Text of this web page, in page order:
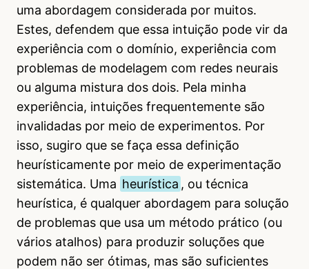
uma abordagem considerada por muitos.
Estes, defendem que essa intuição pode vir da
experiência com o domínio, experiência com
problemas de modelagem com redes neurais
ou alguma mistura dos dois. Pela minha
experiência, intuições frequentemente são
invalidadas por meio de experimentos. Por
isso, sugiro que se faça essa definição
heurísticamente por meio de experimentação
sistemática. Uma heurística , ou técnica
heurística, é qualquer abordagem para solução
de problemas que usa um método prático (ou
vários atalhos) para produzir soluções que
podem não ser ótimas, mas são suficientes